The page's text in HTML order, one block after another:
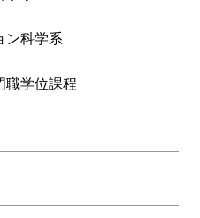
人間科学コース
ン科学系
ーション科学コース
療科学技術コース
職学位課程
営専門職学位課程